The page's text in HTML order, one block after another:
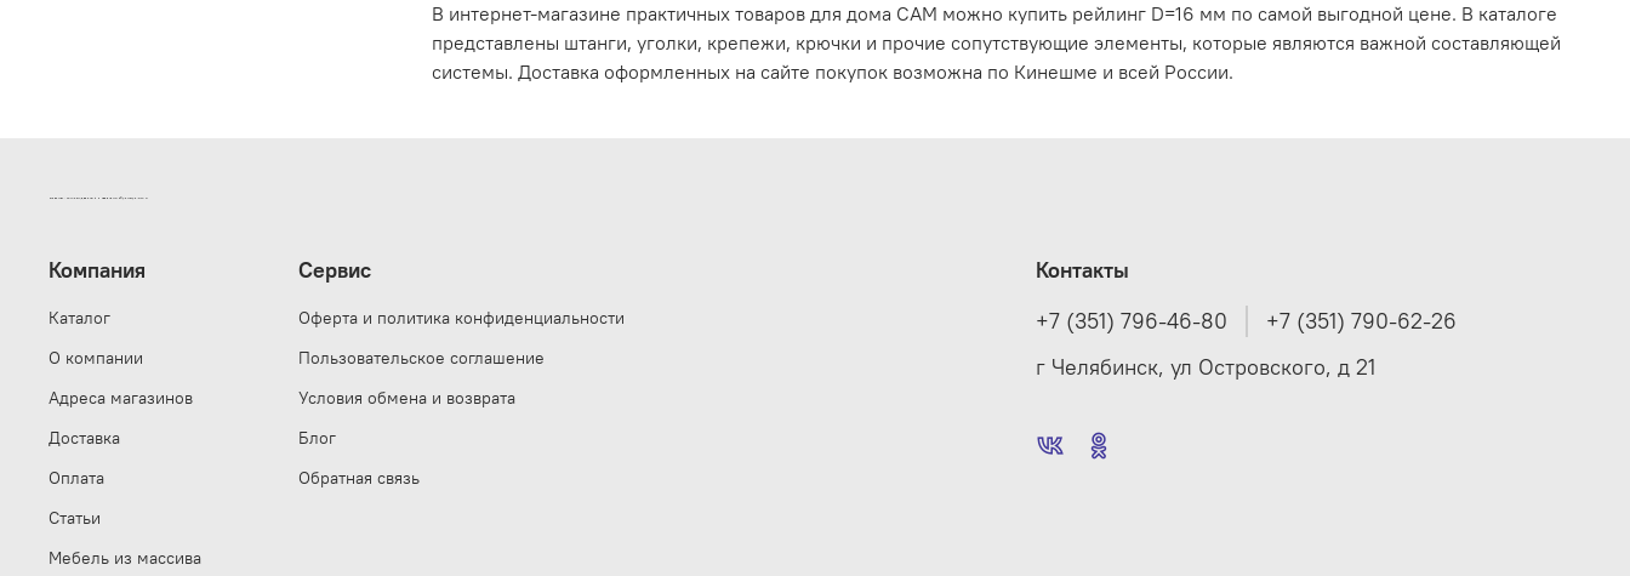
В интернет-магазине практичных товаров для дома САМ можно купить рейлинг D=16 мм по самой выгодной цене. В каталоге
представлены штанги, уголки, крепежи, крючки и прочие сопутствующие элементы, которые являются важной составляющей
системы. Доставка оформленных на сайте покупок возможна по Кинешме и всей России.
ИНТЕРНЕТ-МАГАЗИН ДВЕРНОЙ И МЕБЕЛЬНОЙ ФУРНИТУРЫ САМ
Компания
Каталог
О компании
Адреса магазинов
Доставка
Оплата
Статьи
Мебель из массива
Сервис
Оферта и политика конфиденциальности
Пользовательское соглашение
Условия обмена и возврата
Блог
Обратная связь
Контакты
+7 (351) 796-46-80
+7 (351) 790-62-26
г Челябинск, ул Островского, д 21